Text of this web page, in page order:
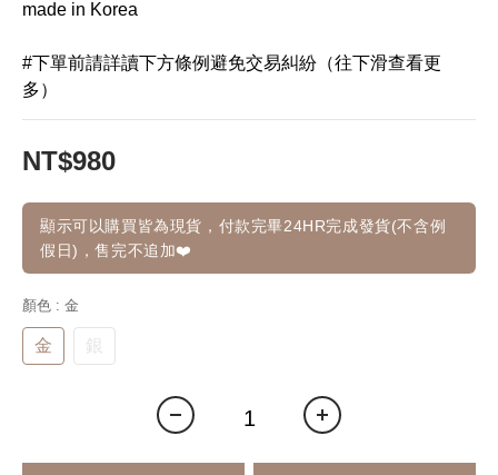
made in Korea
#下單前請詳讀下方條例避免交易糾紛（往下滑查看更
多）
NT$980
顯示可以購買皆為現貨，付款完畢24HR完成發貨(不含例
假日)，售完不追加❤️
顏色 : 金
金 銀